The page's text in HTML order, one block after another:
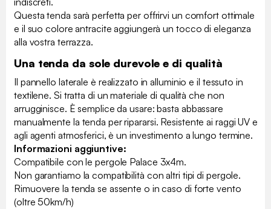
Questa tenda sarà perfetta per offrirvi un comfort ottimale
e il suo colore antracite aggiungerà un tocco di eleganza
alla vostra terrazza.
Una tenda da sole durevole e di qualità
Il pannello laterale è realizzato in alluminio e il tessuto in
textilene. Si tratta di un materiale di qualità che non
arrugginisce. È semplice da usare: basta abbassare
manualmente la tenda per ripararsi. Resistente ai raggi UV e
agli agenti atmosferici, è un investimento a lungo termine.
Informazioni aggiuntive:
Compatibile con le pergole Palace 3x4m.
Non garantiamo la compatibilità con altri tipi di pergole.
Rimuovere la tenda se assente o in caso di forte vento
(oltre 50km/h)